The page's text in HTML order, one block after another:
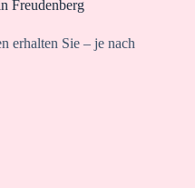
Freudenberg
erhalten Sie – je nach